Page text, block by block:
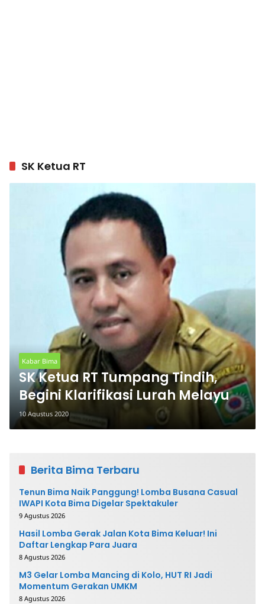
SK Ketua RT
Kabar Bima
SK Ketua RT Tumpang Tindih,
Begini Klarifikasi Lurah Melayu
10 Agustus 2020
Berita Bima Terbaru
Tenun Bima Naik Panggung! Lomba Busana Casual
IWAPI Kota Bima Digelar Spektakuler
9 Agustus 2026
Hasil Lomba Gerak Jalan Kota Bima Keluar! Ini
Daftar Lengkap Para Juara
8 Agustus 2026
M3 Gelar Lomba Mancing di Kolo, HUT RI Jadi
Momentum Gerakan UMKM
8 Agustus 2026